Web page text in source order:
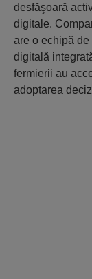
desfăşoară
digitale.
are o echipă
digitală
fermierii au
adoptarea